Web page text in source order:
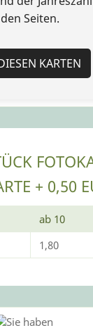
den Seiten.
KARTEN
+ 0,50
ab 10
1,80